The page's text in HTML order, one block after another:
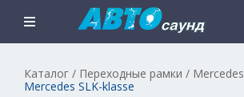
Каталог / Переходные рамки / Mercedes
Mercedes SLK-klasse